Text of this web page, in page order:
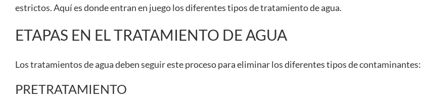
estrictos. Aquí es donde entran en juego los diferentes tipos de tratamiento de agua.
ETAPAS EN EL TRATAMIENTO DE AGUA
Los tratamientos de agua deben seguir este proceso para eliminar los diferentes tipos de contaminantes:
PRETRATAMIENTO